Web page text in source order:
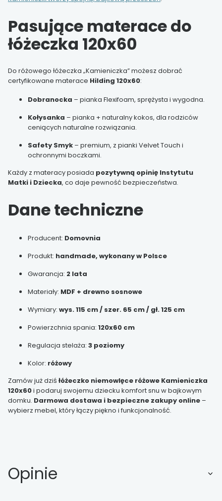
Pasujące materace do
łóżeczka 120x60
Do różowego łóżeczka „Kamieniczka” możesz dobrać
certyfikowane materace Hilding 120x60:
Dobranocka – pianka Flexifoam, sprężysta i wygodna.
Kołysanka – pianka + naturalny kokos, dla rodziców
ceniących naturalne rozwiązania.
Safety Smyk – premium, z pianki Velvet Touch i
ochronnymi boczkami.
Każdy z materacy posiada pozytywną opinię Instytutu
Matki i Dziecka, co daje pewność bezpieczeństwa.
Dane techniczne
Producent: Domovnia
Produkt: handmade, wykonany w Polsce
Gwarancja: 2 lata
Materiały: MDF + drewno sosnowe
Wymiary: wys. 115 cm / szer. 65 cm / gł. 125 cm
Powierzchnia spania: 120x60 cm
Regulacja stelaża: 3 poziomy
Kolor: różowy
Zamów już dziś łóżeczko niemowlęce różowe Kamieniczka
120x60i podaruj swojemu dziecku komfort snu w bajkowym
domku. Darmowa dostawa i bezpieczne zakupy online –
wybierz mebel, który łączy piękno i funkcjonalność.
Opinie